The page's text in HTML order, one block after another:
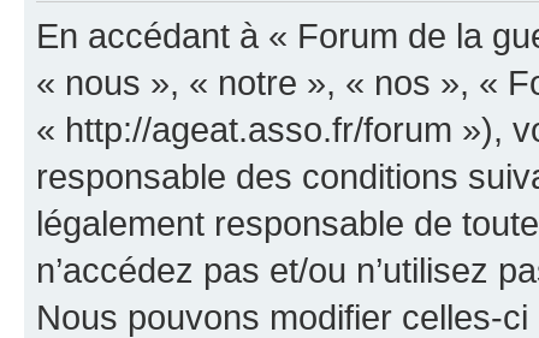
En accédant à « Forum de la
« nous », « notre », « nos », «
« http://ageat.asso.fr/forum »),
responsable des conditions
légalement responsable de
n’accédez pas et/ou n’utilisez
Nous pouvons modifier celles-